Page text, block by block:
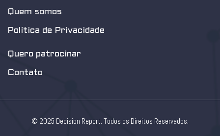
Quem somos
Política de Privacidade
Quero patrocinar
Contato
© 2025 Decision Report. Todos os Direitos Reservados.